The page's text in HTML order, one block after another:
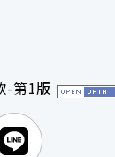
-第1版